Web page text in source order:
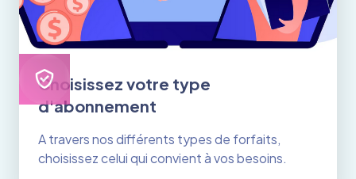
Choisissez votre type
d'abonnement
A travers nos différents types de forfaits,
choisissez celui qui convient à vos besoins.